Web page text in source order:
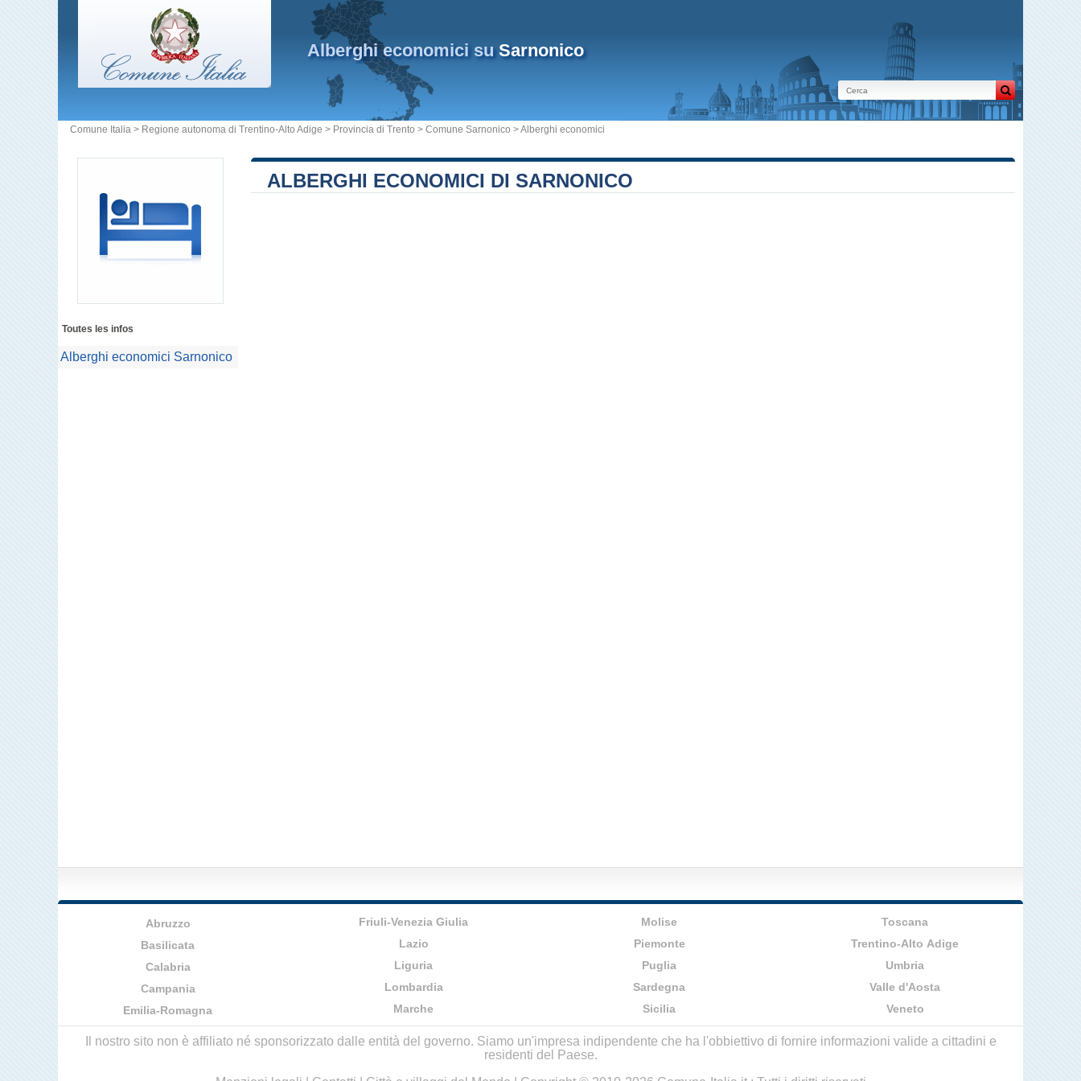
Alberghi economici suSarnonico
Comune Italia > Regione autonoma di Trentino-Alto Adige > Provincia di Trento > Comune Sarnonico > Alberghi economici
ALBERGHI ECONOMICI DI SARNONICO
Toutes les infos
Alberghi economici Sarnonico
Abruzzo
Basilicata
Calabria
Campania
Emilia-Romagna
Friuli-Venezia Giulia
Lazio
Liguria
Lombardia
Marche
Molise
Piemonte
Puglia
Sardegna
Sicilia
Toscana
Trentino-Alto Adige
Umbria
Valle d'Aosta
Veneto
Il nostro sito non è affiliato né sponsorizzato dalle entità del governo. Siamo un'impresa indipendente che ha l'obbiettivo di fornire informazioni valide a cittadini e
residenti del Paese.